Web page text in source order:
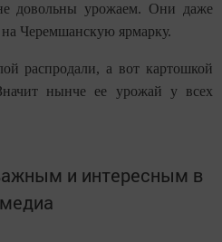
довольны урожаем. Они даже
Черемшанскую ярмарку.
распродали, а вот картошкой
нынче ее урожай у всех
и интересным в